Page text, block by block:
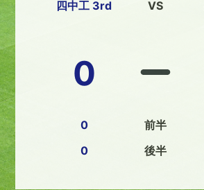
四中工 3rd
0
0
0
VS
前半
後半